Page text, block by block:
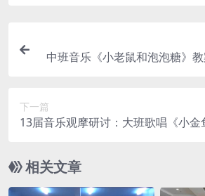
中班音乐《小老鼠和泡泡糖》
下一篇
13届音乐观摩研讨：大班歌唱《小金
相关文章